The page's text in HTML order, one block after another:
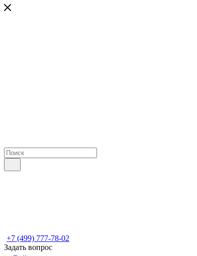
+7 (499) 777-78-02
Задать вопрос